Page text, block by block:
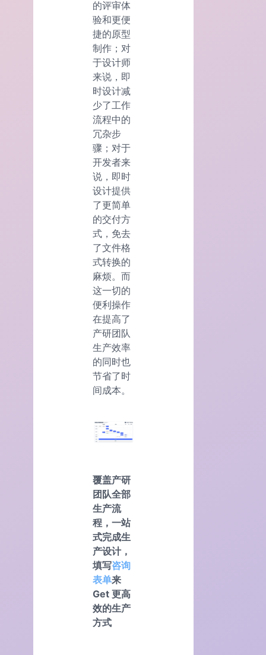
的评审体
验和更便
捷的原型
制作；对
于设计师
来说，即
时设计减
少了工作
流程中的
冗杂步
骤；对于
开发者来
说，即时
设计提供
了更简单
的交付方
式，免去
了文件格
式转换的
麻烦。而
这一切的
便利操作
在提高了
产研团队
生产效率
的同时也
节省了时
间成本。
覆盖产研
团队全部
生产流
程，一站
式完成生
产设计，
填写咨询
表单来
Get 更高
效的生产
方式